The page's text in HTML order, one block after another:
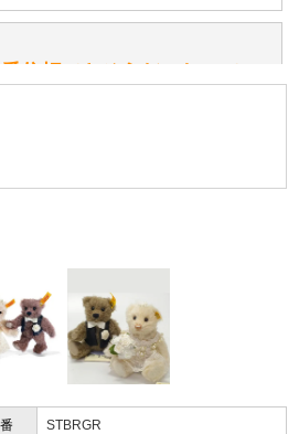
りますか？
します。
ません。
）
）
んを紹介され…」
STBRGR